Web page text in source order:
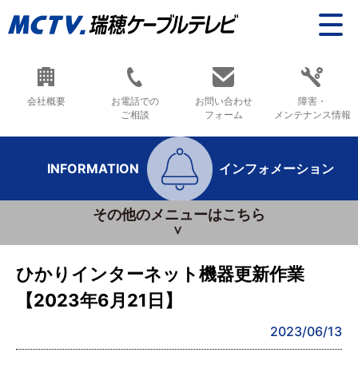
会社概要
お電話での
ご相談
お問い合わせ
フォーム
障害・
メンテナンス情報
INFORMATION インフォメーション
その他のメニューはこちら
ひかりインターネット機器更新作業
【2023年6月21日】
2023/06/13